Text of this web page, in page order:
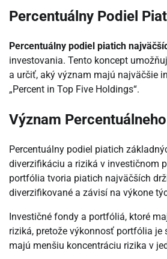
Percentuálny Podiel
Percentuálny podiel piatich
investovania. Tento koncept
a určiť, aký význam majú najväčšie
„Percent in Top Five Holdings“.
Význam
Percentuálny podiel piatich
diverzifikáciu a riziká v investičnom
portfólia tvoria piatich najväčších
diverzifikované a závisí na výkone
Investičné fondy a portfóliá, ktoré
riziká, pretože výkonnosť portfólia
majú menšiu koncentráciu rizika v